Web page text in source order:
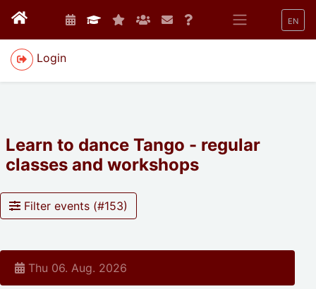
EN
Login
Learn to dance Tango - regular
classes and workshops
Filter events (#153)
Thu 06. Aug. 2026